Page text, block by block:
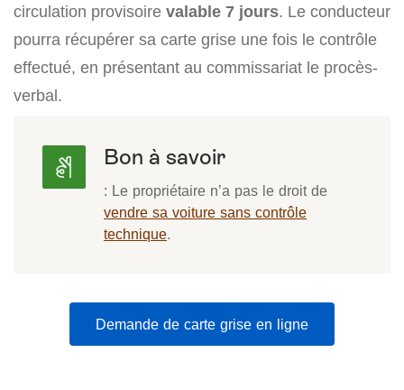
circulation provisoire valable 7 jours. Le conducteur
pourra récupérer sa carte grise une fois le contrôle
effectué, en présentant au commissariat le procès-
verbal.
Bon à savoir
: Le propriétaire n’a pas le droit de
vendre sa voiture sans contrôle
technique.
Demande de carte grise en ligne